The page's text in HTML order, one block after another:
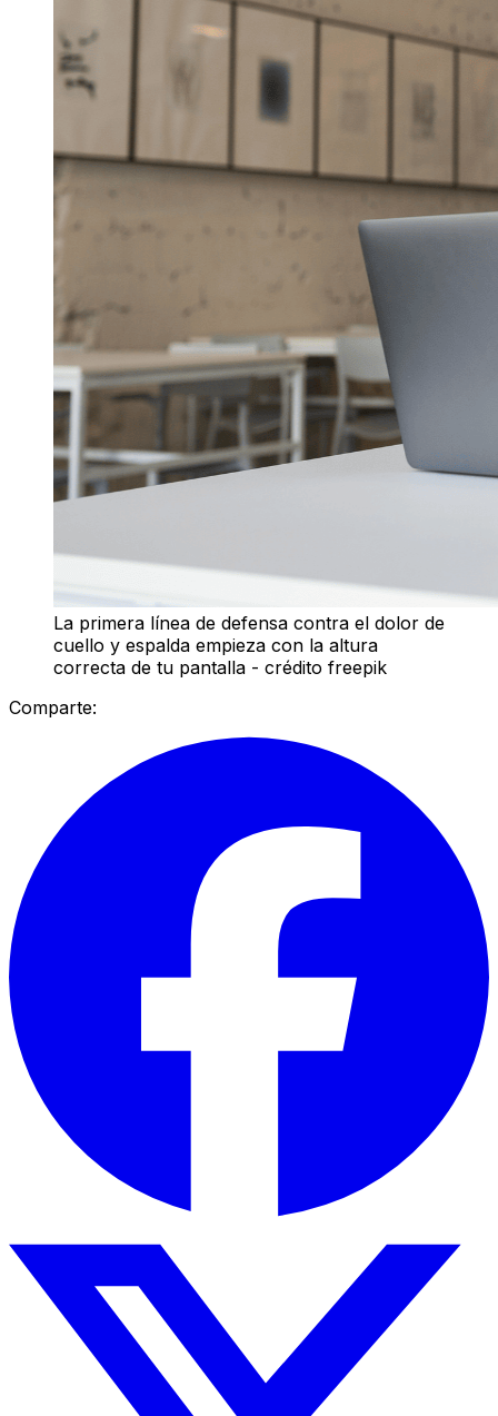
La primera línea de defensa contra el dolor de
cuello y espalda empieza con la altura
correcta de tu pantalla - crédito freepik
Comparte: